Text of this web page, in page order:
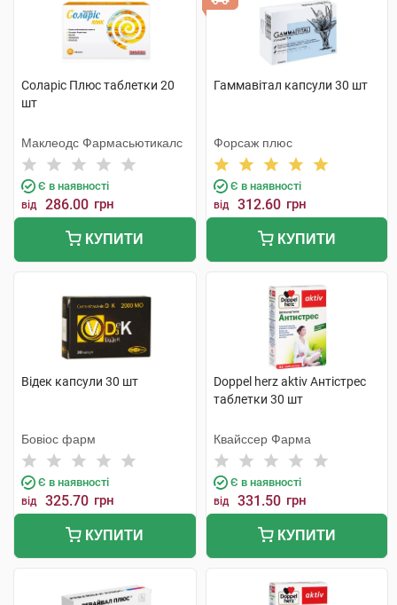
Соларіс Плюс таблетки 20
шт
Маклеодс Фармасьютикалс
Є в наявності
від 286.00 грн
КУПИТИ
Гаммавітал капсули 30 шт
Форсаж плюс
Є в наявності
від 312.60 грн
КУПИТИ
Відек капсули 30 шт
Бовіос фарм
Є в наявності
від 325.70 грн
КУПИТИ
Doppel herz aktiv Антістрес
таблетки 30 шт
Квайссер Фарма
Є в наявності
від 331.50 грн
КУПИТИ